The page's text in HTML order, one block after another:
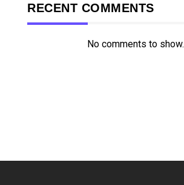
RECENT COMMENTS
No comments to show.